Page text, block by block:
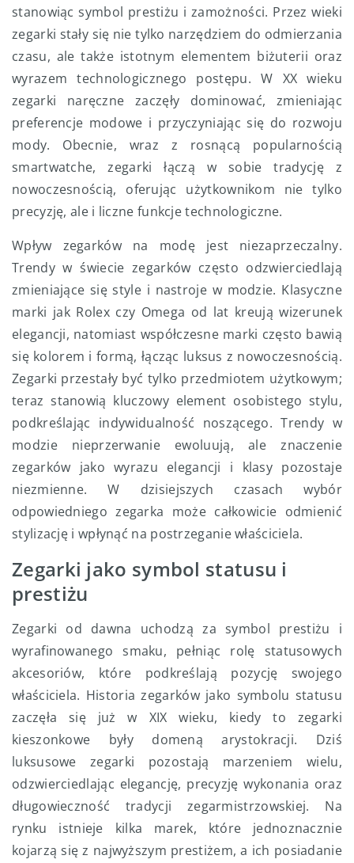
stanowiąc symbol prestiżu i zamożności. Przez wieki
zegarki stały się nie tylko narzędziem do odmierzania
czasu, ale także istotnym elementem biżuterii oraz
wyrazem technologicznego postępu. W XX wieku
zegarki naręczne zaczęły dominować, zmieniając
preferencje modowe i przyczyniając się do rozwoju
mody. Obecnie, wraz z rosnącą popularnością
smartwatche, zegarki łączą w sobie tradycję z
nowoczesnością, oferując użytkownikom nie tylko
precyzję, ale i liczne funkcje technologiczne.
Wpływ zegarków na modę jest niezaprzeczalny.
Trendy w świecie zegarków często odzwierciedlają
zmieniające się style i nastroje w modzie. Klasyczne
marki jak Rolex czy Omega od lat kreują wizerunek
elegancji, natomiast współczesne marki często bawią
się kolorem i formą, łącząc luksus z nowoczesnością.
Zegarki przestały być tylko przedmiotem użytkowym;
teraz stanowią kluczowy element osobistego stylu,
podkreślając indywidualność noszącego. Trendy w
modzie nieprzerwanie ewoluują, ale znaczenie
zegarków jako wyrazu elegancji i klasy pozostaje
niezmienne. W dzisiejszych czasach wybór
odpowiedniego zegarka może całkowicie odmienić
stylizację i wpłynąć na postrzeganie właściciela.
Zegarki jako symbol statusu i
prestiżu
Zegarki od dawna uchodzą za symbol prestiżu i
wyrafinowanego smaku, pełniąc rolę statusowych
akcesoriów, które podkreślają pozycję swojego
właściciela. Historia zegarków jako symbolu statusu
zaczęła się już w XIX wieku, kiedy to zegarki
kieszonkowe były domeną arystokracji. Dziś
luksusowe zegarki pozostają marzeniem wielu,
odzwierciedlając elegancję, precyzję wykonania oraz
długowieczność tradycji zegarmistrzowskiej. Na
rynku istnieje kilka marek, które jednoznacznie
kojarzą się z najwyższym prestiżem, a ich posiadanie